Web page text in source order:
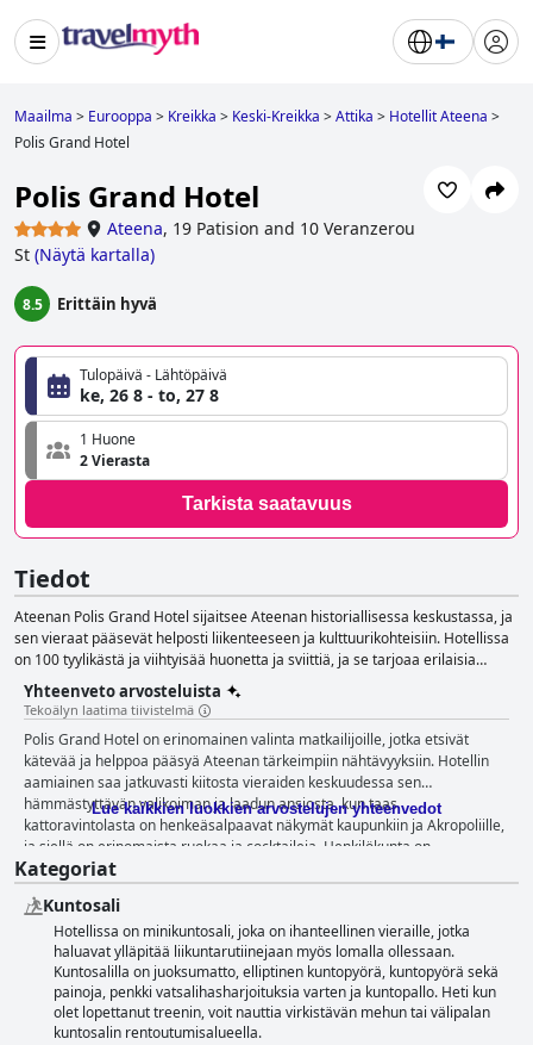
Maailma > Eurooppa > Kreikka > Keski-Kreikka >Attika > Hotellit Ateena >
Polis Grand Hotel
Polis Grand Hotel
Ateena, 19 Patision and 10 Veranzerou
St (Näytä kartalla)
8.5 Erittäin hyvä
Tulopäivä - Lähtöpäivä
ke, 26 8 - to, 27 8
1 Huone
2 Vierasta
Tarkista saatavuus
Tiedot
Ateenan Polis Grand Hotel sijaitsee Ateenan historiallisessa keskustassa, ja
sen vieraat pääsevät helposti liikenteeseen ja kulttuurikohteisiin. Hotellissa
on 100 tyylikästä ja viihtyisää huonetta ja sviittiä, ja se tarjoaa erilaisia
ruoka- ja juomavaihtoehtoja. Hotellissa on esillä kreikkalaista nykytaidetta
sekä sekoitus klassisia ja moderneja designelementtejä. Hotelli tarjoaa
erilaisia palveluja ja tiloja, kuten minikuntosalin, ilmaisen langattoman
internetyhteyden, pysäköintipaikan sekä kokous- ja tapahtumatilat. Polis
Grand Hotel tarjoaa myös vastaanottopalveluja lippuvarauksia,
autonvuokrausta ja kiertoajelujen varauksia varten.
Yhteenveto arvosteluista
Tekoälyn laatima tiivistelmä
Polis Grand Hotel on erinomainen valinta matkailijoille, jotka etsivät
kätevää ja helppoa pääsyä Ateenan tärkeimpiin nähtävyyksiin. Hotellin
aamiainen saa jatkuvasti kiitosta vieraiden keskuudessa sen
hämmästyttävän valikoiman ja laadun ansiosta, kun taas
kattoravintolasta on henkeäsalpaavat näkymät kaupunkiin ja Akropoliille,
ja siellä on erinomaista ruokaa ja cocktaileja. Henkilökunta on
poikkeuksellista, ja monet vieraat huomauttavat heidän
ystävällisyydestään, ammattimaisuudestaan ja avuliaisuudestaan. Sängyt
ovat yleisesti ottaen mukavia ja viihtyisiä, ja hotelli suhtautuu siisteyteen
vakavasti. Vaikka joillakin vierailla oli ristiriitaisia mielipiteitä illallisesta ja
huoneista, Polis Grand Hotel tarjoaa kaiken kaikkiaan erinomaista
vastinetta rahalle ja on loistava edullinen majoituspaikka.
Lue kaikkien luokkien arvostelujen yhteenvedot
Kategoriat
Kuntosali
Hotellissa on minikuntosali, joka on ihanteellinen vieraille, jotka
haluavat ylläpitää liikuntarutiinejaan myös lomalla ollessaan.
Kuntosalilla on juoksumatto, elliptinen kuntopyörä, kuntopyörä sekä
painoja, penkki vatsalihasharjoituksia varten ja kuntopallo. Heti kun
olet lopettanut treenin, voit nauttia virkistävän mehun tai välipalan
kuntosalin rentoutumisalueella.